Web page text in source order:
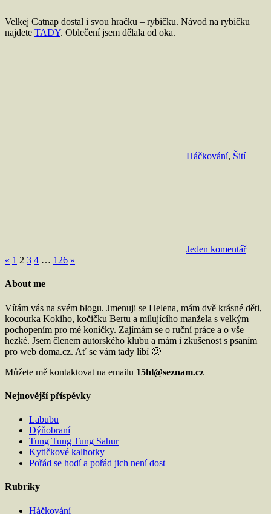
Velkej Catnap dostal i svou hračku – rybičku. Návod na rybičku
najdete TADY. Oblečení jsem dělala od oka.
Háčkování, Šití
Jeden komentář
Stránkování
příspěvků
« Předchozí
1 2 3 4 … 126 Další
»
About me
Vítám vás na svém blogu. Jmenuji se Helena, mám dvě krásné děti,
kocourka Kokiho, kočičku Bertu a milujícího manžela s velkým
pochopením pro mé koníčky. Zajímám se o ruční práce a o vše
hezké. Jsem členem autorského klubu a mám i zkušenost s psaním
pro web doma.cz. Ať se vám tady líbí 🙂
Můžete mě kontaktovat na emailu 15hl@seznam.cz
Nejnovější příspěvky
Labubu
Dýňobraní
Tung Tung Tung Sahur
Kytičkové kalhotky
Pořád se hodí a pořád jich není dost
Rubriky
Háčkování